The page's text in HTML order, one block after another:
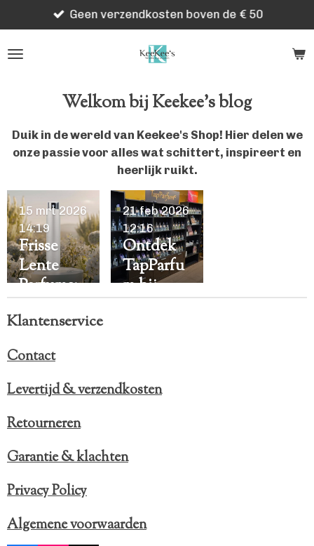
direct
naar
Geen verzendkosten boven de € 50
Welkom bij Keekee's blog
Duik in de wereld van Keekee's Shop! Hier delen we
onze passie voor alles wat schittert, inspireert en
heerlijk ruikt.
Frisse
Lente
Parfums:
Onze Top
3
m
Favoriete
n bij
Keekee’s
15 mrt 2026
14:19
Ontdek
TapParfu
m bij
Keekee's
21 feb 2026
12:16
Klantenservice
Contact
Levertijd & verzendkosten
Retourneren
Garantie & klachten
Privacy Policy
Algemene voorwaarden